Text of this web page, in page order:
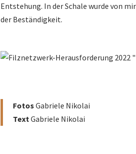
Entstehung. In der Schale wurde von
der Beständigkeit.
Fotos Gabriele Nikolai
TextGabriele Nikolai